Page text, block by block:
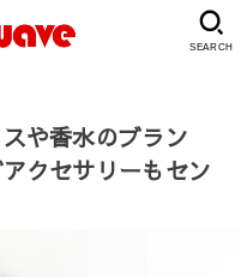
SEARCH
や香水のブラン
クセサリーもセン